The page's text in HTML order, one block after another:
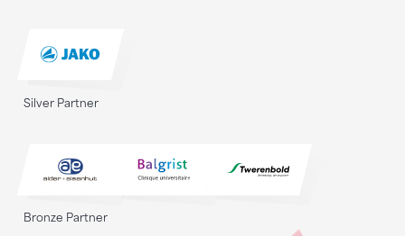
Silver Partner
Bronze Partner